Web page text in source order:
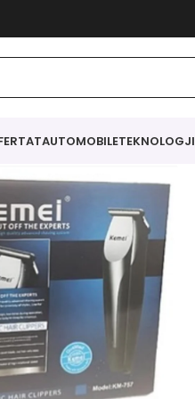
AUTOMOBILETEKNOLOGJI